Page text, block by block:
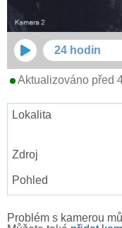
24 hodin
Aktualizováno před
Problém s kamerou